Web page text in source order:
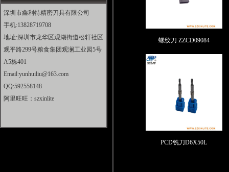
深圳市鑫利特精密刀具有限公司
手机:13828719708
地址:深圳市龙华区观湖街道松轩社区
观平路299号粮食集团观澜工业园5号
A5栋401
Email:yunhuiliu@163.com
QQ:592558148
阿里旺旺：szxinlite
螺纹刀 ZZCD09084
PCD铣刀D6X50L